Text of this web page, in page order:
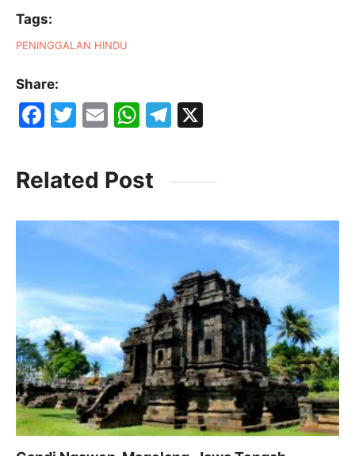
Tags:
PENINGGALAN HINDU
Share:
F
c
e
b
o
k
T
itt
er
E
ai
l
W
at
s
A
p
T
a
m
Related Post